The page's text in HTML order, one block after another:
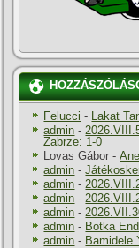
Felucci -
Lakat
admin -
Zabrze: 1-0
Lovas Gábor -
admin -
admin -
admin -
admin -
admin - Botka
admin - Bamidele